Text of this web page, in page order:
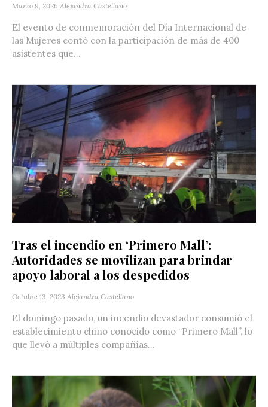
Marzo 9, 2026 Alejandra Castellano
El evento de conmemoración del Día Internacional de
las Mujeres contó con la participación de más de 400
asistentes que...
Tras el incendio en ‘Primero Mall’:
Autoridades se movilizan para brindar
apoyo laboral a los despedidos
Octubre 13, 2023 Alejandra Castellano
El domingo pasado, un incendio devastador consumió el
establecimiento chino conocido como “Primero Mall”, lo
que llevó a múltiples compañías...